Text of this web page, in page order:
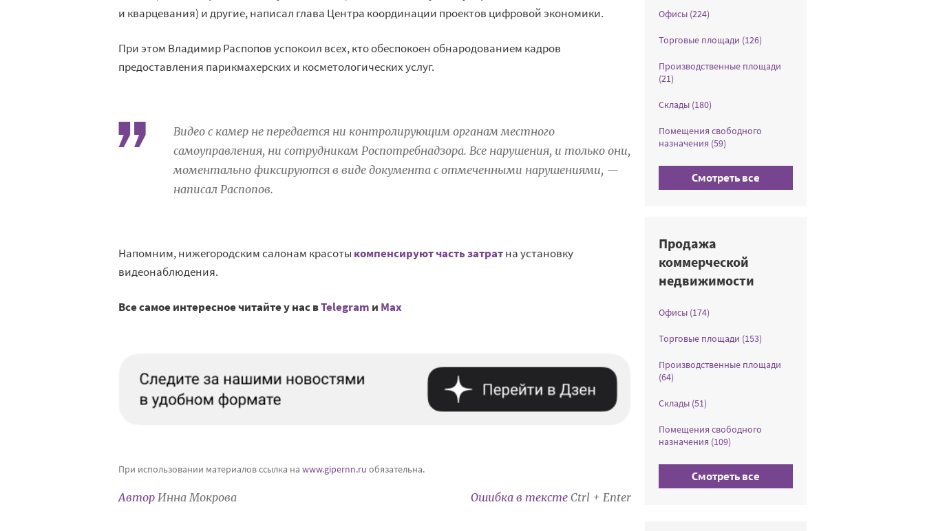
и кварцевания) и другие, написал глава Центра координации проектов цифровой экономики.
При этом Владимир Распопов успокоил всех, кто обеспокоен обнародованием кадров
предоставления парикмахерских и косметологических услуг.
Видео с камер не передается ни контролирующим органам местного
самоуправления, ни сотрудникам Роспотребнадзора. Все нарушения, и только они,
моментально фиксируются в виде документа с отмеченными нарушениями, —
написал Распопов.
Напомним, нижегородским салонам красоты компенсируют часть затратна установку
видеонаблюдения.
Все самое интересное читайте у нас вTelegram и Mах
При использовании материалов ссылка на www.gipernn.ru обязательна.
Автор Инна Мокрова Ошибка в тексте Ctrl + Enter
Офисы (224)
Торговые площади (126)
Производственные площади
(21)
Склады (180)
Помещения свободного
назначения (59)
Смотреть все
Продажа
коммерческой
недвижимости
Офисы (174)
Торговые площади (153)
Производственные площади
(64)
Склады (51)
Помещения свободного
назначения (109)
Смотреть все